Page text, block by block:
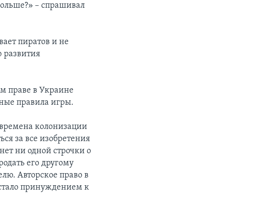
– спрашивал
пиратов и не
развития
праве в Украине
правила игры.
колонизации
за все изобретения
ни одной строчки о
его другому
Авторское право в
принуждением к